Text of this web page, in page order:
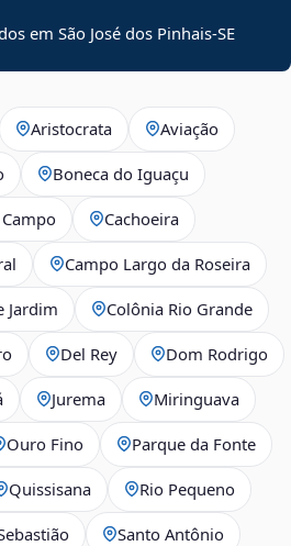
emSão José dos Pinhais-SE
Aristocrata Aviação
Boneca do Iguaçu
Cachoeira
Campo Largo da Roseira
Jardim Colônia Rio Grande
Del Rey Dom Rodrigo
Jurema Miringuava
Ouro Fino Parque da Fonte
Quissisana Rio Pequeno
Santo Antônio